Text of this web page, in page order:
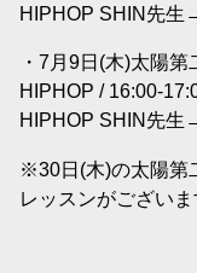
HIPHOP SHIN先生
・7月9日(木)太陽
HIPHOP / 16:00-
HIPHOP SHIN先生
※30日(木)の太陽第
レッスンがございま